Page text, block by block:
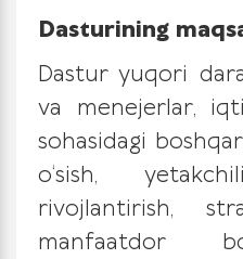
Dasturining
Dastur yuqori
va menejerlar,
sohasidagi
o‘sish,
rivojlantirish,
manfaatdor